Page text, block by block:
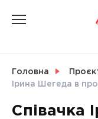
Головна
Ірина Шегеда в
Співачка